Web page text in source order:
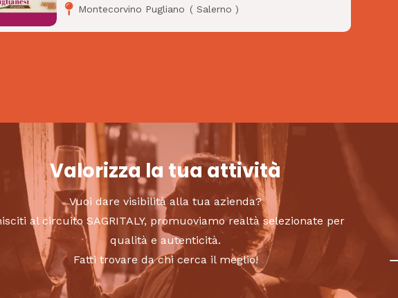
Montecorvino Pugliano (Salerno )
Valorizza la tua attività
Vuoi dare visibilità alla tua azienda?
al circuito SAGRITALY, promuoviamo realtà selezionate per
qualità e autenticità.
Fatti trovare da chi cerca il meglio!